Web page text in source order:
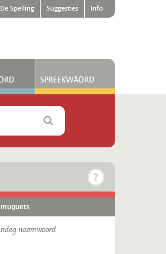
De Spelling Suggesties Info
SPREEKWÄÖRD
muguets
naomwoord